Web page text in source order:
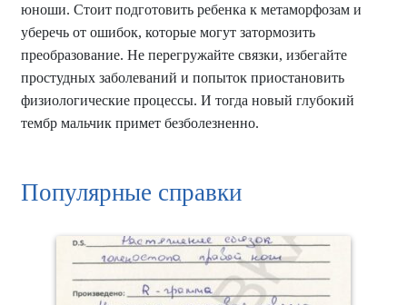
юноши. Стоит подготовить ребенка к метаморфозам и
уберечь от ошибок, которые могут затормозить
преобразование. Не перегружайте связки, избегайте
простудных заболеваний и попыток приостановить
физиологические процессы. И тогда новый глубокий
тембр мальчик примет безболезненно.
Популярные справки